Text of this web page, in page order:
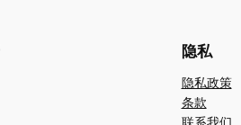
隐私
隐私政策
条款
联系我们